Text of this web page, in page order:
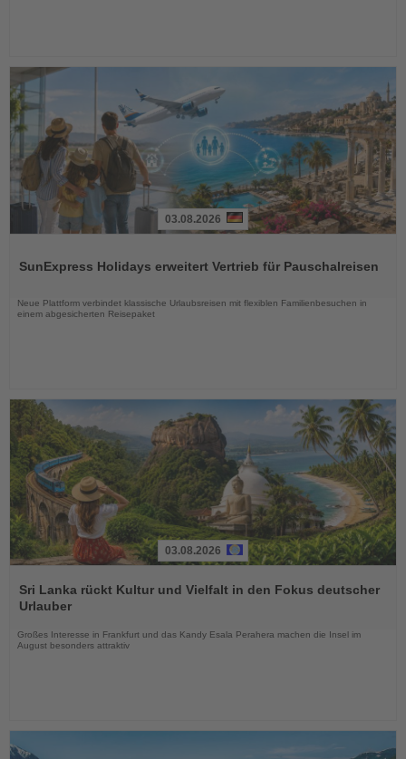
die
03.08.2026
SunExpress Holidays erweitert Vertrieb für Pauschalreisen
Neue Plattform verbindet klassische Urlaubsreisen mit flexiblen Familienbesuchen in
einem abgesicherten Reisepaket
Sie
die
03.08.2026
Sri Lanka rückt Kultur und Vielfalt in den Fokus deutscher
Urlauber
Großes Interesse in Frankfurt und das Kandy Esala Perahera machen die Insel im
August besonders attraktiv